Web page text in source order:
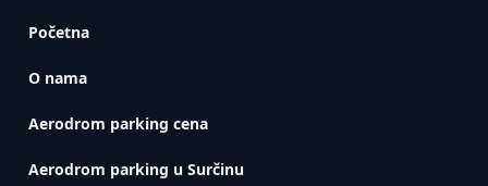
Početna
O nama
Aerodrom parking cena
Aerodrom parking u Surčinu